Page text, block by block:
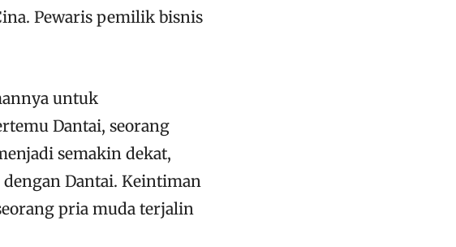
Pewaris pemilik bisnis
untuk
Dantai, seorang
semakin dekat,
Dantai. Keintiman
pria muda terjalin